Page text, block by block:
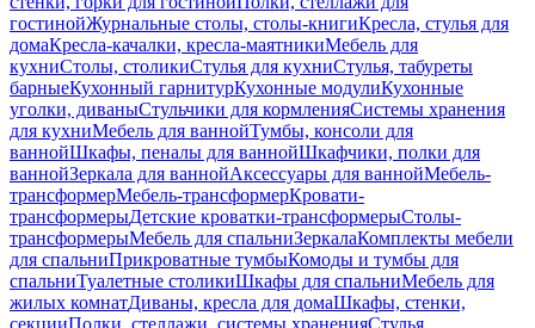
гостинойЖурнальные столы, столы-книгиКресла, стулья для
домаКресла-качалки, кресла-маятникиМебель для
кухниСтолы, столикиСтулья для кухниСтулья, табуреты
барныеКухонный гарнитурКухонные модулиКухонные
уголки, диваныСтульчики для кормленияСистемы хранения
для кухниМебель для ваннойТумбы, консоли для
ваннойШкафы, пеналы для ваннойШкафчики, полки для
ваннойЗеркала для ваннойАксессуары для ваннойМебель-
трансформерМебель-трансформерКровати-
трансформерыДетские кроватки-трансформерыСтолы-
трансформерыМебель для спальниЗеркалаКомплекты мебели
для спальниПрикроватные тумбыКомоды и тумбы для
спальниТуалетные столикиШкафы для спальниМебель для
жилых комнатДиваны, кресла для домаШкафы, стенки,
секцииПолки, стеллажи, системы храненияСтулья,